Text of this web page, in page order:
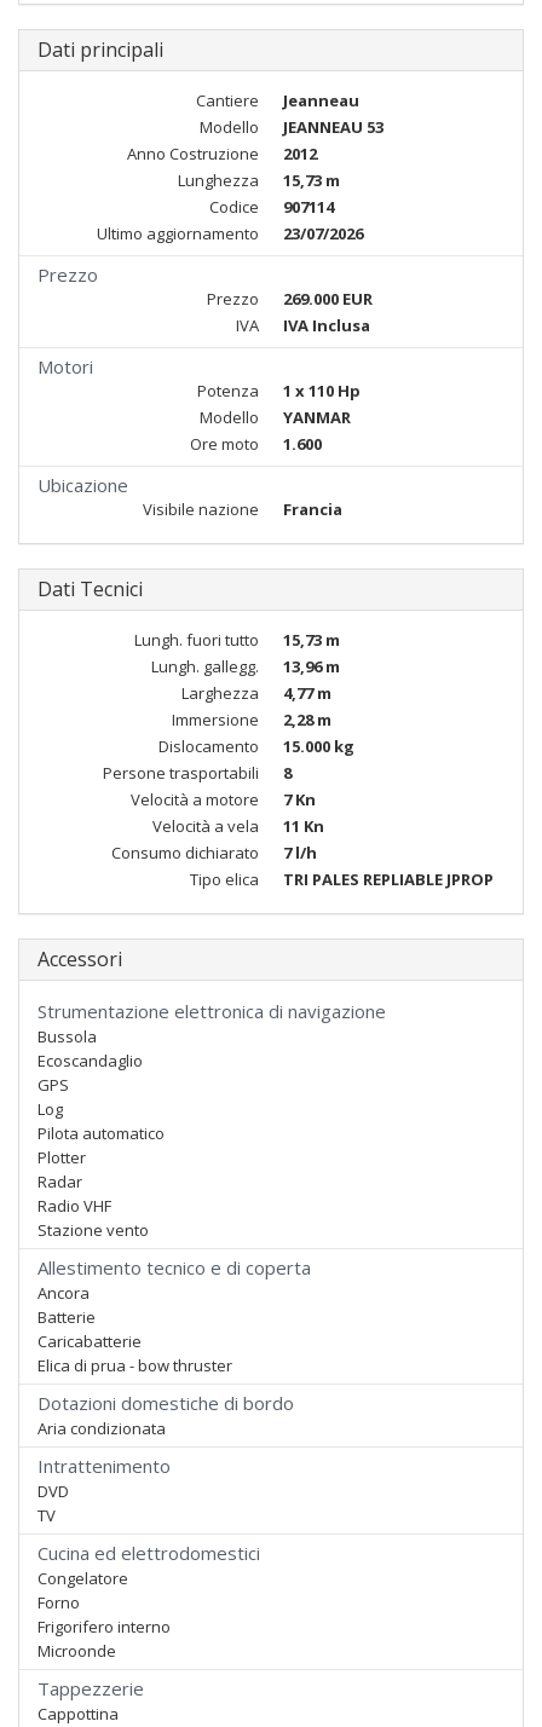
Dati principali
Cantiere
Jeanneau
Modello
JEANNEAU 53
Anno Costruzione
2012
Lunghezza
15,73 m
Codice
907114
Ultimo aggiornamento
23/07/2026
Prezzo
Prezzo
269.000 EUR
IVA
IVA Inclusa
Motori
Potenza
1 x 110 Hp
Modello
YANMAR
Ore moto
1.600
Ubicazione
Visibile nazione Francia
Dati Tecnici
Lungh. fuori tutto
15,73 m
Lungh. gallegg.
13,96 m
Larghezza
4,77 m
Immersione
2,28 m
Dislocamento
15.000 kg
Persone trasportabili
8
Velocità a motore
7 Kn
Velocità a vela
11 Kn
Consumo dichiarato
7 l/h
Tipo elica
TRI PALES REPLIABLE JPROP
Accessori
Strumentazione elettronica di navigazione
Bussola
Ecoscandaglio
GPS
Log
Pilota automatico
Plotter
Radar
Radio VHF
Stazione vento
Allestimento tecnico e di coperta
Ancora
Batterie
Caricabatterie
Elica di prua - bow thruster
Dotazioni domestiche di bordo
Aria condizionata
Intrattenimento
DVD
TV
Cucina ed elettrodomestici
Congelatore
Forno
Frigorifero interno
Microonde
Tappezzerie
Cappottina